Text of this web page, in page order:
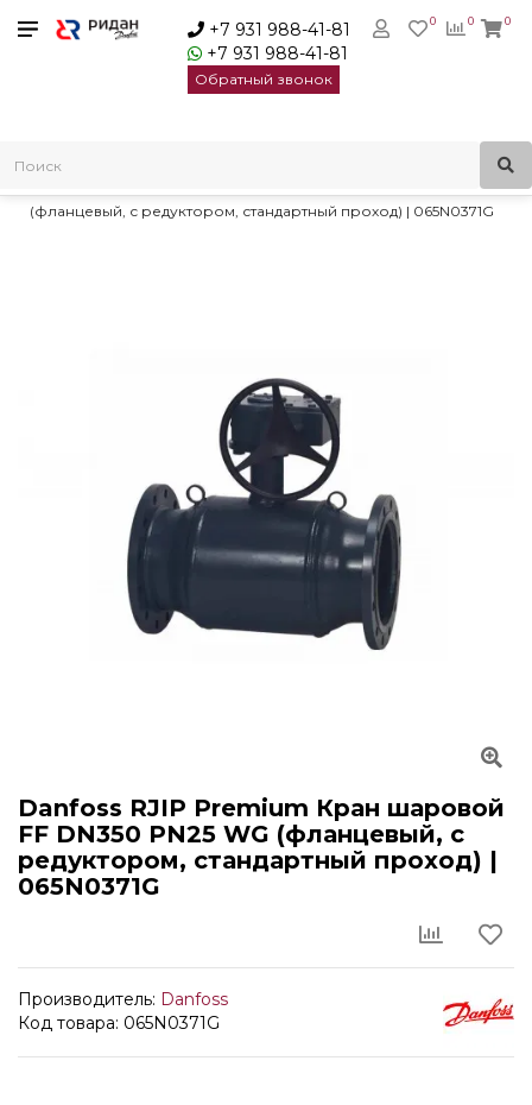
+7 931 988-41-81
+7 931 988-41-81
Обратный звонок
0
0 0
Трубопроводная арматура
(фланцевый, с редуктором, стандартный проход) | 065N0371G
Danfoss RJIP Premium Кран шаровой
FF DN350 PN25 WG (фланцевый, с
редуктором, стандартный проход) |
065N0371G
Производитель: Danfoss
Код товара: 065N0371G